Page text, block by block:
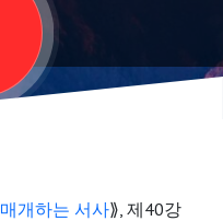
개하는 서사⟫, 제40강